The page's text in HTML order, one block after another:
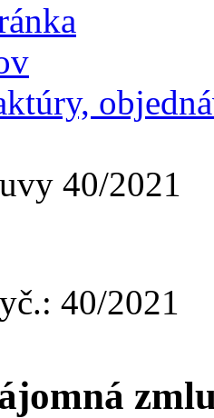
40/2021
č.: 40/2021